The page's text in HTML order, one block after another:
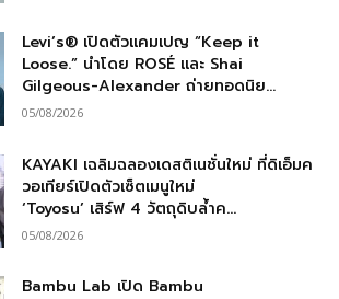
Levi’s® เปิดตัวแคมเปญ “Keep it
Loose.” นำโดย ROSÉ และ Shai
Gilgeous-Alexander ถ่ายทอดนิย...
05/08/2026
KAYAKI เฉลิมฉลองเดสติเนชั่นใหม่ ที่ดิเอ็มค
วอเทียร์เปิดตัวเซ็ตเมนูใหม่
‘Toyosu’ เสิร์ฟ 4 วัตถุดิบล้ำค...
05/08/2026
Bambu Lab เปิด Bambu